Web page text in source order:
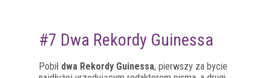
#7 Dwa Rekordy Guinessa
Pobił dwa Rekordy Guinessa, pierwszy za bycie